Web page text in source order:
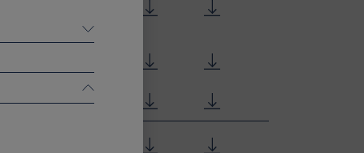
4/7